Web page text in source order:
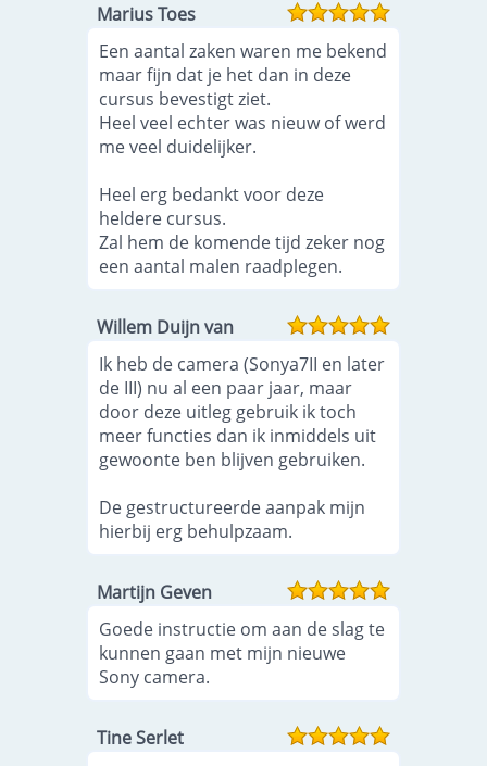
Marius Toes
Een aantal zaken waren me bekend
maar fijn dat je het dan in deze
cursus bevestigt ziet.
Heel veel echter was nieuw of werd
me veel duidelijker.
Heel erg bedankt voor deze
heldere cursus.
Zal hem de komende tijd zeker nog
een aantal malen raadplegen.
Willem Duijn van
Ik heb de camera (Sonya7II en later
de III) nu al een paar jaar, maar
door deze uitleg gebruik ik toch
meer functies dan ik inmiddels uit
gewoonte ben blijven gebruiken.
De gestructureerde aanpak mijn
hierbij erg behulpzaam.
Martijn Geven
Goede instructie om aan de slag te
kunnen gaan met mijn nieuwe
Sony camera.
Tine Serlet